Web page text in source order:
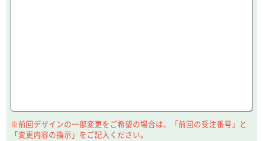
※前回デザインの一部変更をご希望の場合は、「前回の受注番号」と
「変更内容の指示」をご記入ください。